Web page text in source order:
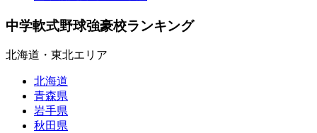
中学軟式野球強豪校ランキング
北海道・東北エリア
北海道
青森県
岩手県
秋田県